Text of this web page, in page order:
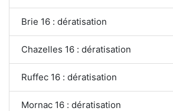
Brie 16 : dératisation
Chazelles 16 : dératisation
Ruffec 16 : dératisation
Mornac 16 : dératisation